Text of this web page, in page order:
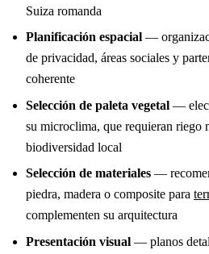
Suiza romanda
Planificación espacial —
de privacidad, áreas sociales y
coherente
Selección de paleta vegetal —
su microclima, que requieran riego
biodiversidad local
Selección de materiales —
piedra, madera o composite para
complementen su arquitectura
Presentación visual — planos